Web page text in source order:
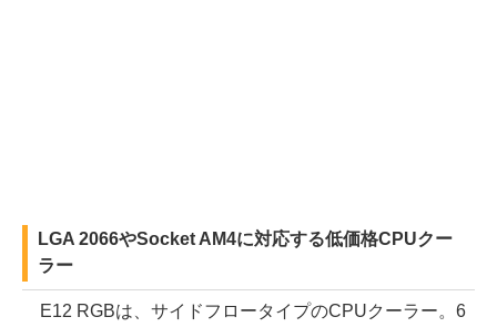
LGA 2066やSocket AM4に対応する低価格CPUクー
ラー
E12 RGBは、サイドフロータイプのCPUクーラー。6